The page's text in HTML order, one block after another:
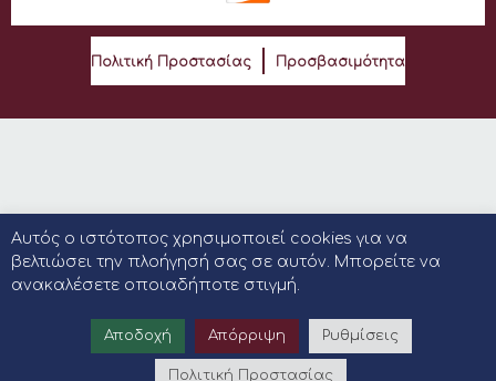
Πολιτική Προστασίας Προσβασιμότητα
Αυτός ο ιστότοπος χρησιμοποιεί cookies για να
βελτιώσει την πλοήγησή σας σε αυτόν. Μπορείτε να
ανακαλέσετε οποιαδήποτε στιγμή.
Αποδοχή Απόρριψη Ρυθμίσεις
Πολιτική Προστασίας